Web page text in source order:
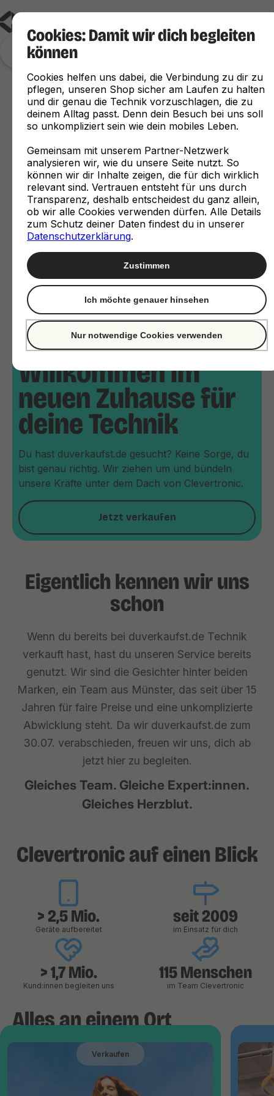
Willkommen im
neuen Zuhause für
deine Technik
Du hast duverkaufst.de gesucht? Keine Sorge, du
bist genau richtig. Wir ziehen um und bündeln
unsere Kräfte unter dem Dach von Clevertronic.
Jetzt verkaufen
Eigentlich kennen wir uns
schon
Wenn du bereits bei duverkaufst.de Technik
verkauft hast, hast du unseren Service bereits
genutzt. Wir sind die Gesichter hinter beiden
Marken, ein Team aus Münster, das seit über 15
Jahren für faire Preise und eine unkomplizierte
Abwicklung steht. Da wir duverkaufst.de zum
30.07. verabschieden, freuen wir uns, dich ab
jetzt hier zu begleiten.
Gleiches Team. Gleiche Expert:innen.
Gleiches Herzblut.
Clevertronic auf einen Blick
> 2,5 Mio.
Geräte aufbereitet
seit 2009
im Einsatz für dich
> 1,7 Mio.
Kund:innen begleiten uns
115 Menschen
im Team Clevertronic
Alles an einem Ort
Verkaufen
Cookies: Damit wir dich begleiten
können
Cookies helfen uns dabei, die Verbindung zu dir zu
pflegen, unseren Shop sicher am Laufen zu halten
und dir genau die Technik vorzuschlagen, die zu
deinem Alltag passt. Denn dein Besuch bei uns soll
so unkompliziert sein wie dein mobiles Leben.
Gemeinsam mit unserem Partner-Netzwerk
analysieren wir, wie du unsere Seite nutzt. So
können wir dir Inhalte zeigen, die für dich wirklich
relevant sind. Vertrauen entsteht für uns durch
Transparenz, deshalb entscheidest du ganz allein,
ob wir alle Cookies verwenden dürfen. Alle Details
zum Schutz deiner Daten findest du in unserer
Datenschutzerklärung.
Nur notwendige Cookies verwenden
Ich möchte genauer hinsehen
Zustimmen